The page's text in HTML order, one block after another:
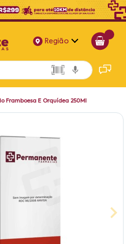
Região
Alagoas
Bahia
Framboesa E Orquídea 250Ml